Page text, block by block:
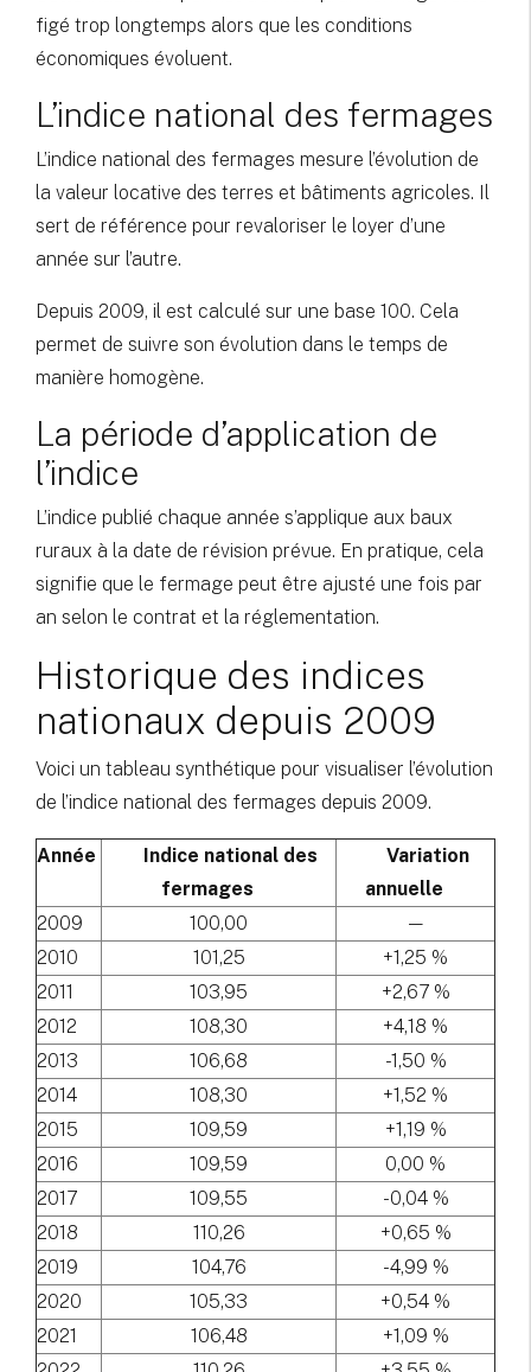
figé trop longtemps alors que les conditions
économiques évoluent.
L’indice national des fermages
L’indice national des fermages mesure l’évolution de
la valeur locative des terres et bâtiments agricoles. Il
sert de référence pour revaloriser le loyer d’une
année sur l’autre.
Depuis 2009, il est calculé sur une base 100. Cela
permet de suivre son évolution dans le temps de
manière homogène.
La période d’application de
l’indice
L’indice publié chaque année s’applique aux baux
ruraux à la date de révision prévue. En pratique, cela
signifie que le fermage peut être ajusté une fois par
an selon le contrat et la réglementation.
Historique des indices
nationaux depuis 2009
Voici un tableau synthétique pour visualiser l’évolution
de l’indice national des fermages depuis 2009.
Année
Indice national des
fermages
Variation
annuelle
2009
100,00
—
2010
101,25
+1,25 %
2011
103,95
+2,67 %
2012
108,30
+4,18 %
2013
106,68
-1,50 %
2014
108,30
+1,52 %
2015
109,59
+1,19 %
2016
109,59
0,00 %
2017
109,55
-0,04 %
2018
110,26
+0,65 %
2019
104,76
-4,99 %
2020
105,33
+0,54 %
2021
106,48
+1,09 %